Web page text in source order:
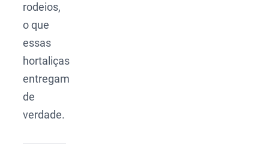
rodeios,
o que
essas
hortaliças
entregam
de
verdade.